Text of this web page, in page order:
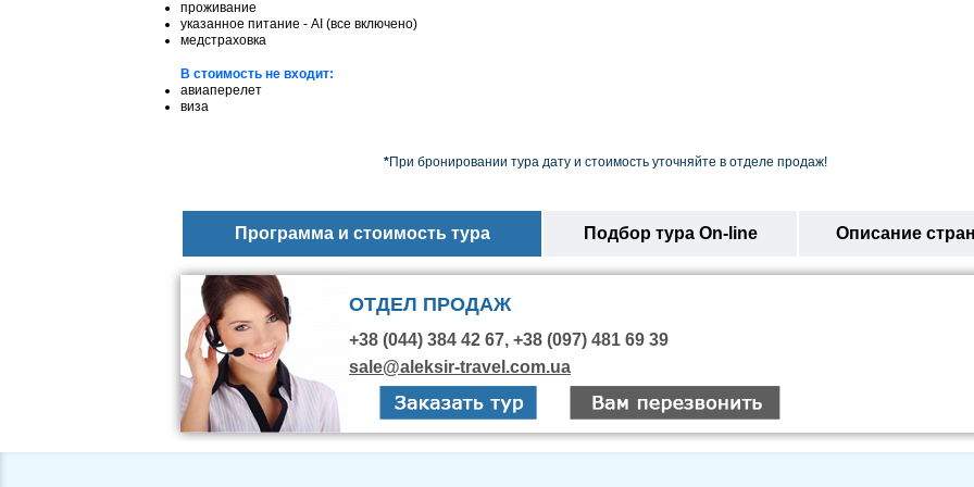
проживание
указанное питание - AI (все включено)
медстраховка
В стоимость не входит:
авиаперелет
виза
*При бронировании тура дату и стоимость уточняйте в отделе продаж!
Программа и стоимость тура Подбор тура On-line Описание
ОТДЕЛ ПРОДАЖ
+38 (044) 384 42 67, +38 (097) 481 69 39
sale@aleksir-travel.com.ua